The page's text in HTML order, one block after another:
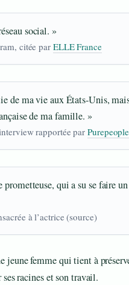
social. »
citée parELLE France
de ma vie aux États‑Unis,
de ma famille. »
rapportée parPurepeople
prometteuse, qui a su se faire
à l’actrice (source)
jeune femme qui tient à
racines et son travail.